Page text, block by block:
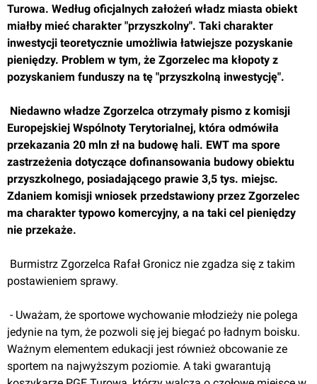
Turowa. Według oficjalnych założeń władz miasta obiekt
miałby mieć charakter "przyszkolny". Taki charakter
inwestycji teoretycznie umożliwia łatwiejsze pozyskanie
pieniędzy. Problem w tym, że Zgorzelec ma kłopoty z
pozyskaniem funduszy na tę "przyszkolną inwestycję".
Europejskiej Wspólnoty Terytorialnej, która odmówiła
przekazania 20 mln zł na budowę hali. EWT ma spore
zastrzeżenia dotyczące dofinansowania budowy obiektu
przyszkolnego, posiadającego prawie 3,5 tys. miejsc.
Zdaniem komisji wniosek przedstawiony przez Zgorzelec
ma charakter typowo komercyjny, a na taki cel pieniędzy
nie przekaże.
postawieniem sprawy.
jedynie na tym, że pozwoli się jej biegać po ładnym boisku.
Ważnym elementem edukacji jest również obcowanie ze
sportem na najwyższym poziomie. A taki gwarantują